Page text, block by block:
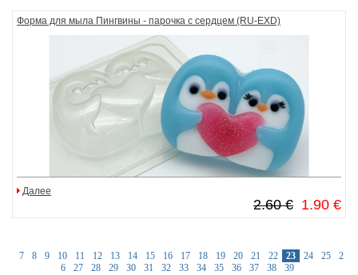
Форма для мыла Пингвины - парочка с сердцем (RU-EXD)
Далее
1.90 €
2.60 €
7 8 9 10 11 12 13 14 15 16 17 18 19 20 21 22 23 24 25
2
6
27 28 29 30 31 32 33 34 35 36 37 38 39